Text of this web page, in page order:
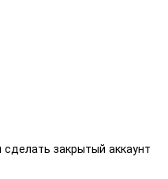
сделать закрытый аккаунт